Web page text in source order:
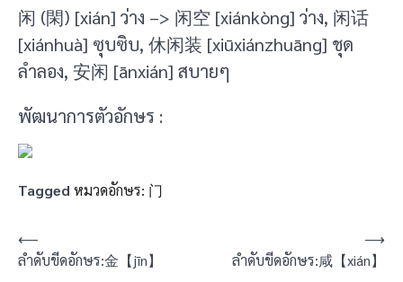
闲 (閑) [xián] ว่าง –> 闲空 [xiánkòng] ว่าง, 闲话
[xiánhuà] ซุบซิบ, 休闲装 [xiūxiánzhuāng] ชุด
ลำลอง, 安闲 [ānxián] สบายๆ
พัฒนาการตัวอักษร :
Tagged หมวดอักษร: 门
แนะแนว
เรื่อง
⟵
ลำดับขีดอักษร:金【jīn】
ลำดับขีดอักษร:咸【xián】
⟶